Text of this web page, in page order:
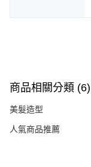
商品相關分類 (6)
美髮造型
人氣商品推薦